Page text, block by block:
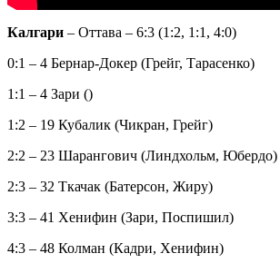
Калгари – Оттава – 6:3 (1:2, 1:1, 4:0)
0:1 – 4 Бернар-Докер (Грейг, Тарасенко)
1:1 – 4 Зари ()
1:2 – 19 Кубалик (Чикран, Грейг)
2:2 – 23 Шарангович (Линдхольм, Юбердо)
2:3 – 32 Ткачак (Батерсон, Жиру)
3:3 – 41 Хенифин (Зари, Поспишил)
4:3 – 48 Колман (Кадри, Хенифин)